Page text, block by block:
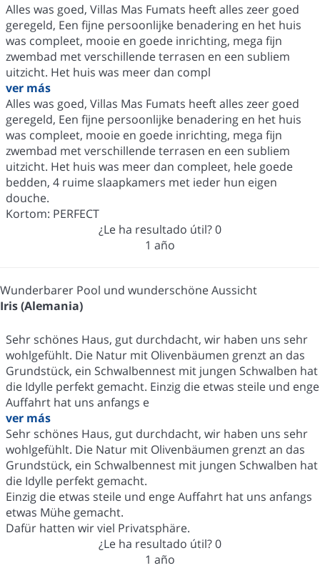
Alles was goed, Villas Mas Fumats heeft alles zeer goed
geregeld, Een fijne persoonlijke benadering en het huis
was compleet, mooie en goede inrichting, mega fijn
zwembad met verschillende terrasen en een subliem
uitzicht. Het huis was meer dan compl
ver más
Alles was goed, Villas Mas Fumats heeft alles zeer goed
geregeld, Een fijne persoonlijke benadering en het huis
was compleet, mooie en goede inrichting, mega fijn
zwembad met verschillende terrasen en een subliem
uitzicht. Het huis was meer dan compleet, hele goede
bedden, 4 ruime slaapkamers met ieder hun eigen
douche.
Kortom: PERFECT
¿Le ha resultado útil?0
1 año
Wunderbarer Pool und wunderschöne Aussicht
Iris (Alemania)
Sehr schönes Haus, gut durchdacht, wir haben uns sehr
wohlgefühlt. Die Natur mit Olivenbäumen grenzt an das
Grundstück, ein Schwalbennest mit jungen Schwalben hat
die Idylle perfekt gemacht. Einzig die etwas steile und enge
Auffahrt hat uns anfangs e
ver más
Sehr schönes Haus, gut durchdacht, wir haben uns sehr
wohlgefühlt. Die Natur mit Olivenbäumen grenzt an das
Grundstück, ein Schwalbennest mit jungen Schwalben hat
die Idylle perfekt gemacht.
Einzig die etwas steile und enge Auffahrt hat uns anfangs
etwas Mühe gemacht.
Dafür hatten wir viel Privatsphäre.
¿Le ha resultado útil?0
1 año